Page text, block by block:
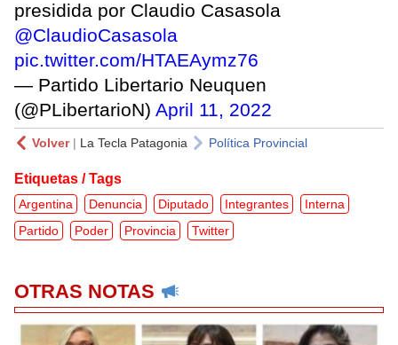
presidida por Claudio Casasola
@ClaudioCasasola
pic.twitter.com/HTAEAymz76
— Partido Libertario Neuquen
(@PLibertarioN) April 11, 2022
Volver| La Tecla Patagonia Política Provincial
Etiquetas / Tags
Argentina Denuncia Diputado Integrantes
Interna
Partido
Poder Provincia Twitter
OTRAS NOTAS